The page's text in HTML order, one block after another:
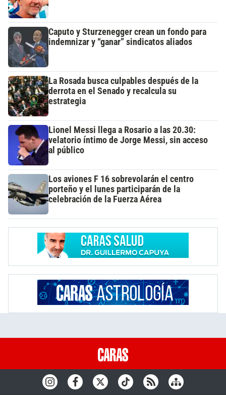
Caputo y Sturzenegger crean un fondo para
indemnizar y “ganar” sindicatos aliados
La Rosada busca culpables después de la
derrota en el Senado y recalcula su
estrategia
Lionel Messi llega a Rosario a las 20.30:
velatorio íntimo de Jorge Messi, sin acceso
al público
Los aviones F 16 sobrevolarán el centro
porteño y el lunes participarán de la
celebración de la Fuerza Aérea